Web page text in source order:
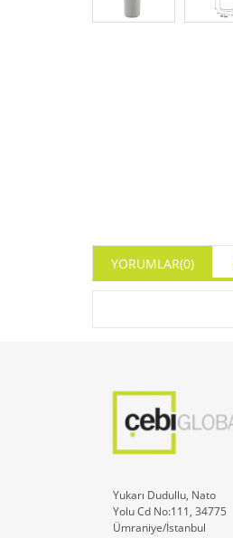
YORUMLAR(0)
Yukarı Dudullu, Nato
Yolu Cd No:111, 34775
Ümraniye/İstanbul